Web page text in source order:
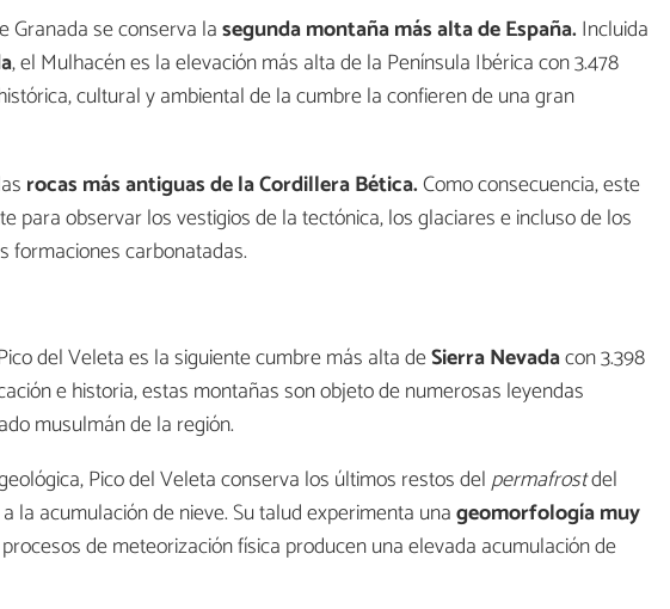
Granada se conserva lasegunda montaña más alta de España.Incluida
, el Mulhacén es la elevación más alta de la Península Ibérica con 3.478
cultural y ambiental de la cumbre la confieren de una gran
rocas más antiguas de la Cordillera Bética.Como consecuencia, este
para observar los vestigios de la tectónica, los glaciares e incluso de los
formaciones carbonatadas.
del Veleta es la siguiente cumbre más alta deSierra Nevadacon 3.398
e historia, estas montañas son objeto de numerosas leyendas
musulmán de la región.
Pico del Veleta conserva los últimos restos delpermafrostdel
la acumulación de nieve. Su talud experimenta unageomorfología muy
de meteorización física producen una elevada acumulación de